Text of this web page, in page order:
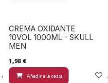
Añadir a lista de deseos
CREMA OXIDANTE
10VOL 1000ML - SKULL
MEN
1,98€
Añadir a la cesta